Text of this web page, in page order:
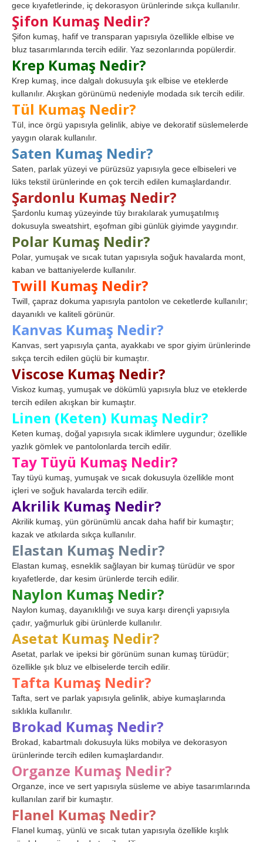
gece kıyafetlerinde, iç dekorasyon ürünlerinde sıkça kullanılır.
Şifon Kumaş Nedir?
Şifon kumaş, hafif ve transparan yapısıyla özellikle elbise ve
bluz tasarımlarında tercih edilir. Yaz sezonlarında popülerdir.
Krep Kumaş Nedir?
Krep kumaş, ince dalgalı dokusuyla şık elbise ve eteklerde
kullanılır. Akışkan görünümü nedeniyle modada sık tercih edilir.
Tül Kumaş Nedir?
Tül, ince örgü yapısıyla gelinlik, abiye ve dekoratif süslemelerde
yaygın olarak kullanılır.
Saten Kumaş Nedir?
Saten, parlak yüzeyi ve pürüzsüz yapısıyla gece elbiseleri ve
lüks tekstil ürünlerinde en çok tercih edilen kumaşlardandır.
Şardonlu Kumaş Nedir?
Şardonlu kumaş yüzeyinde tüy bırakılarak yumuşatılmış
dokusuyla sweatshirt, eşofman gibi günlük giyimde yaygındır.
Polar Kumaş Nedir?
Polar, yumuşak ve sıcak tutan yapısıyla soğuk havalarda mont,
kaban ve battaniyelerde kullanılır.
Twill Kumaş Nedir?
Twill, çapraz dokuma yapısıyla pantolon ve ceketlerde kullanılır;
dayanıklı ve kaliteli görünür.
Kanvas Kumaş Nedir?
Kanvas, sert yapısıyla çanta, ayakkabı ve spor giyim ürünlerinde
sıkça tercih edilen güçlü bir kumaştır.
Viscose Kumaş Nedir?
Viskoz kumaş, yumuşak ve dökümlü yapısıyla bluz ve eteklerde
tercih edilen akışkan bir kumaştır.
Linen (Keten) Kumaş Nedir?
Keten kumaş, doğal yapısıyla sıcak iklimlere uygundur; özellikle
yazlık gömlek ve pantolonlarda tercih edilir.
Tay Tüyü Kumaş Nedir?
Tay tüyü kumaş, yumuşak ve sıcak dokusuyla özellikle mont
içleri ve soğuk havalarda tercih edilir.
Akrilik Kumaş Nedir?
Akrilik kumaş, yün görünümlü ancak daha hafif bir kumaştır;
kazak ve atkılarda sıkça kullanılır.
Elastan Kumaş Nedir?
Elastan kumaş, esneklik sağlayan bir kumaş türüdür ve spor
kıyafetlerde, dar kesim ürünlerde tercih edilir.
Naylon Kumaş Nedir?
Naylon kumaş, dayanıklılığı ve suya karşı dirençli yapısıyla
çadır, yağmurluk gibi ürünlerde kullanılır.
Asetat Kumaş Nedir?
Asetat, parlak ve ipeksi bir görünüm sunan kumaş türüdür;
özellikle şık bluz ve elbiselerde tercih edilir.
Tafta Kumaş Nedir?
Tafta, sert ve parlak yapısıyla gelinlik, abiye kumaşlarında
sıklıkla kullanılır.
Brokad Kumaş Nedir?
Brokad, kabartmalı dokusuyla lüks mobilya ve dekorasyon
ürünlerinde tercih edilen kumaşlardandır.
Organze Kumaş Nedir?
Organze, ince ve sert yapısıyla süsleme ve abiye tasarımlarında
kullanılan zarif bir kumaştır.
Flanel Kumaş Nedir?
Flanel kumaş, yünlü ve sıcak tutan yapısıyla özellikle kışlık